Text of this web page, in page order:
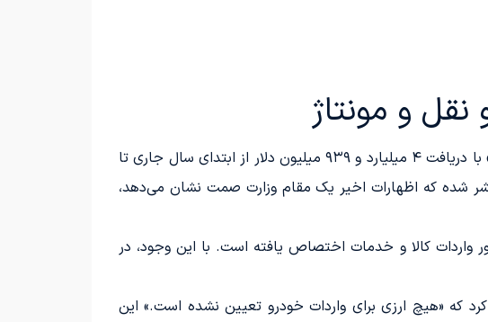
بر اساس اطلاعات رسمی ارائه شده توسط مرکز مبادله ارز و طلا، بخش «صنایع حمل‌ونقل و خودروسازی» با دریافت ۴ میلیارد و ۹۳۹ میلیون دلار از ابتدای سال جاری تا
شده که اظهارات اخیر یک مقام وزارت صمت نشان می‌دهد،
کنون، حدود ۳۳ میلیارد و ۶۳۷ میلیون دلار ارز به منظور واردات کالا و خدمات اختصاص یافته است. با این وجود، در
که «هیچ ارزی برای واردات خودرو تعیین نشده است.» این